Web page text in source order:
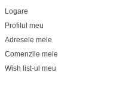
Logare
Profilul meu
Adresele mele
Comenzile mele
Wish list-ul meu